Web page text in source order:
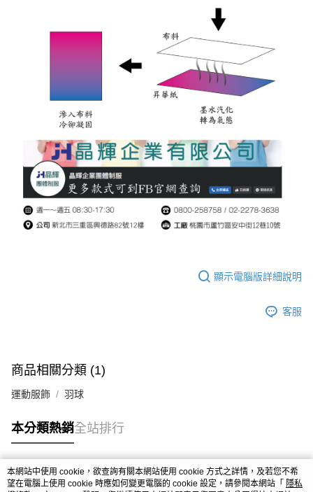
顯示電腦版詳細說明
客服
商品相關分類 (1)
運動服飾 羽球
本分類熱銷全站排行
熱門標籤
本網站中使用 cookie，欲查詢有關本網站使用 cookie 方式之詳情，及若您不希
望在電腦上使用 cookie 時應如何變更電腦的 cookie 設定，請參閱本網站「 隱私